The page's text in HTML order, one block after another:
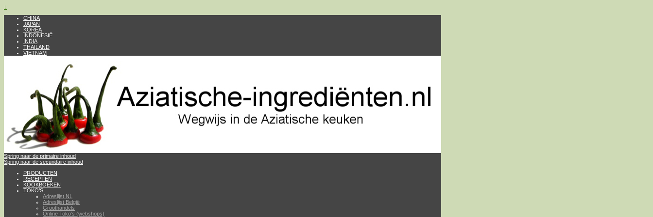
↓
CHINA
JAPAN
KOREA
INDONESIË
INDIA
THAILAND
VIETNAM
Spring naar de primaire inhoud
Spring naar de secundaire inhoud
PRODUCTEN
RECEPTEN
KOOKBOEKEN
TOKO’S
Adreslijst NL
Adreslijst België
Groothandels
Online Toko’s (webshops)